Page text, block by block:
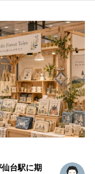
台駅に期